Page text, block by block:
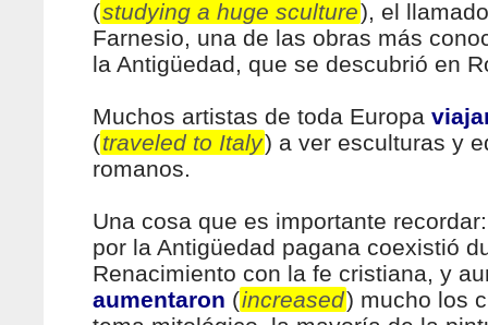
(studying a huge sculture), el
Farnesio, una de las obras más
la Antigüedad, que se descubrió en
Muchos artistas de toda Europa
(traveled to Italy) a ver esculturas y
romanos.
Una cosa que es importante
por la Antigüedad pagana coexistió
Renacimiento con la fe cristiana, y
aumentaron (increased) mucho los